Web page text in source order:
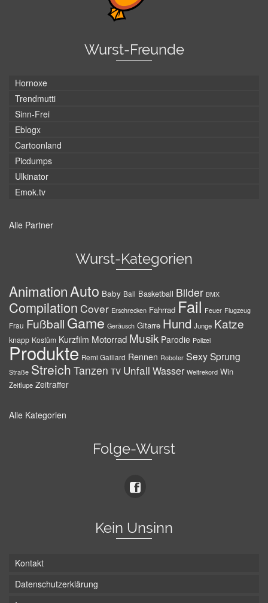
Wurst-Freunde
Hornoxe
Trendmutti
Sinn-Frei
Eblogx
Cartoonland
Picdumps
Ulkinator
Emok.tv
Alle Partner
Wurst-Kategorien
AnimationAuto Baby Ball Basketball Bilder BMX
Compilation Cover Erschrecken Fahrrad Fail Feuer Flugzeug
Frau Fußball Game Geräusch Gitarre Hund Junge Katze
knapp Kostüm Kurzfilm Motorrad Musik Parodie Polizei
Produkte Remi Gaillard Rennen Roboter SexySprung
Straße Streich Tanzen TV Unfall Wasser Weltrekord Win
Zeitlupe Zeitraffer
Alle Kategorien
Folge-Wurst
Kein Unsinn
Kontakt
Datenschutzerklärung